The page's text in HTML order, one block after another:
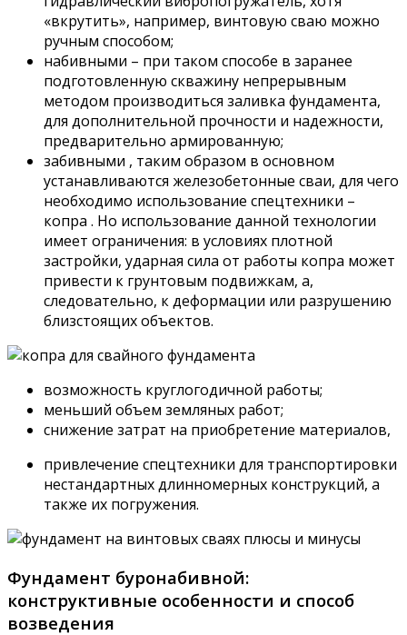
«вкрутить», например, винтовую сваю можно
ручным способом;
набивными – при таком способе в заранее
подготовленную скважину непрерывным
методом производиться заливка фундамента,
для дополнительной прочности и надежности,
предварительно армированную;
забивными , таким образом в основном
устанавливаются железобетонные сваи, для чего
необходимо использование спецтехники –
копра . Но использование данной технологии
имеет ограничения: в условиях плотной
застройки, ударная сила от работы копра может
привести к грунтовым подвижкам, а,
следовательно, к деформации или разрушению
близстоящих объектов.
возможность круглогодичной работы;
меньший объем земляных работ;
снижение затрат на приобретение материалов,
привлечение спецтехники для транспортировки
нестандартных длинномерных конструкций, а
также их погружения.
Фундамент буронабивной:
конструктивные особенности и способ
возведения